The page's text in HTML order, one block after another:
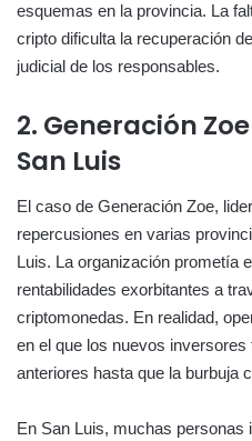
esquemas en la provincia. La
cripto dificulta la recuperación
judicial de los responsables.
2. Generación
San Luis
El caso de Generación Zoe,
repercusiones en varias
Luis. La organización prometía
rentabilidades exorbitantes a
criptomonedas. En realidad,
en el que los nuevos
anteriores hasta que la burbuja
En San Luis, muchas personas